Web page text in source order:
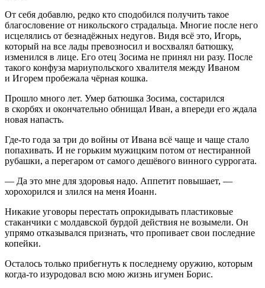
От себя добавлю, редко кто сподобился получить такое
благословение от никольского страдальца. Многие после него
исцелялись от безнадёжных недугов. Видя всё это, Игорь,
который на все лады превозносил и восхвалял батюшку,
изменился в лице. Его отец Зосима не принял ни разу. После
такого конфуза мариупольского хвалителя между Иваном
и Игорем пробежала чёрная кошка.
Прошло много лет. Умер батюшка Зосима, состарился
в скорбях и окончательно обнищал Иван, а впереди его ждала
новая напасть.
Где-то года за три до войны от Ивана всё чаще и чаще стало
попахивать. И не горьким мужицким потом от нестиранной
рубашки, а перегаром от самого дешёвого винного суррогата.
— Да это мне для здоровья надо. Аппетит повышает, —
хорохорился и злился на меня Иоанн.
Никакие уговоры перестать опрокидывать пластиковые
стаканчики с молдавской бурдой действия не возымели. Он
упрямо отказывался признать, что пропивает свои последние
копейки.
Осталось только прибегнуть к последнему оружию, которым
когда-то изуродовал всю мою жизнь игумен Борис.